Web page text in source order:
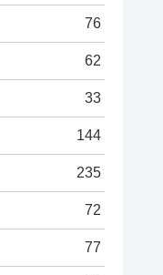
76
62
33
144
235
72
77